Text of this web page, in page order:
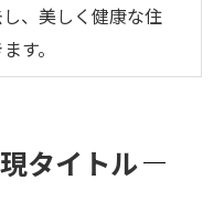
、美しく健康な住
す。
タイトル